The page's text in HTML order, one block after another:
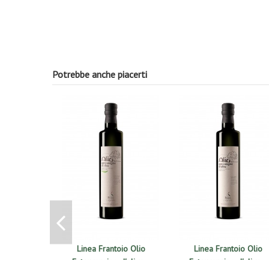
Potrebbe anche piacerti
Linea Frantoio Olio
Linea Frantoio Olio